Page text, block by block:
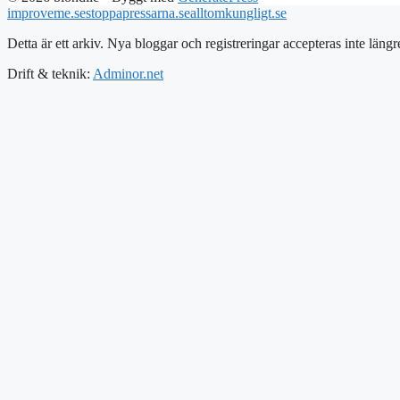
improveme.sestoppapressarna.sealltomkungligt.se
Detta är ett arkiv. Nya bloggar och registreringar accepteras inte
Drift & teknik: Adminor.net